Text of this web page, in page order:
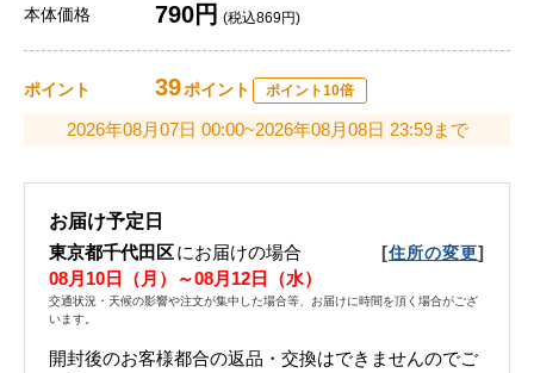
本体価格 790円 (税込869円)
ポイント 39ポイント ポイント10倍
2026年08月07日 00:00~2026年08月08日 23:59まで
お届け予定日
東京都千代田区にお届けの場合 [住所の変更]
08月10日（月）～08月12日（水）
交通状況・天候の影響や注文が集中した場合等、お届けに時間を頂く場合がござ
います。
開封後のお客様都合の返品・交換はできませんのでご